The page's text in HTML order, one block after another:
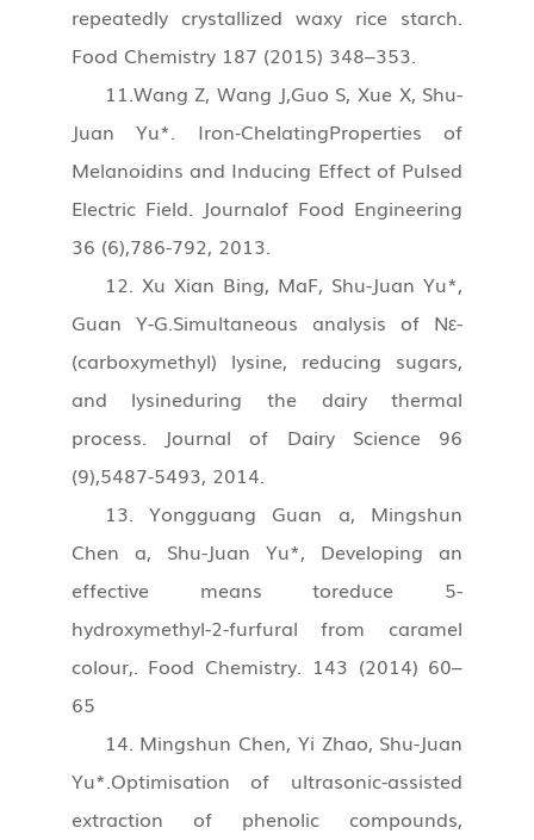
repeatedly crystallized waxy rice starch.
Food Chemistry 187 (2015) 348–353.
11.Wang Z, Wang J,Guo S, Xue X, Shu-
Juan Yu*. Iron‐ChelatingProperties of
Melanoidins and Inducing Effect of Pulsed
Electric Field. Journalof Food Engineering
36 (6),786-792, 2013.
12. Xu Xian Bing, MaF, Shu-Juan Yu*,
Guan Y-G.Simultaneous analysis of Nε-
(carboxymethyl) lysine, reducing sugars,
and lysineduring the dairy thermal
process. Journal of Dairy Science 96
(9),5487-5493, 2014.
13. Yongguang Guan a, Mingshun
Chen a, Shu-Juan Yu*, Developing an
effective means toreduce 5-
hydroxymethyl-2-furfural from caramel
colour,. Food Chemistry. 143 (2014) 60–
65
14. Mingshun Chen, Yi Zhao, Shu-Juan
Yu*.Optimisation of ultrasonic-assisted
extraction of phenolic compounds,